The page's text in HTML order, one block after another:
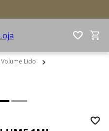
Lido